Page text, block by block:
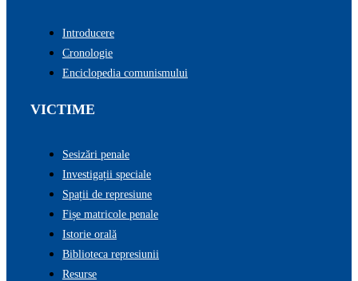
Introducere
Cronologie
Enciclopedia comunismului
VICTIME
Sesizări penale
Investigații speciale
Spații de represiune
Fișe matricole penale
Istorie orală
Biblioteca represiunii
Resurse